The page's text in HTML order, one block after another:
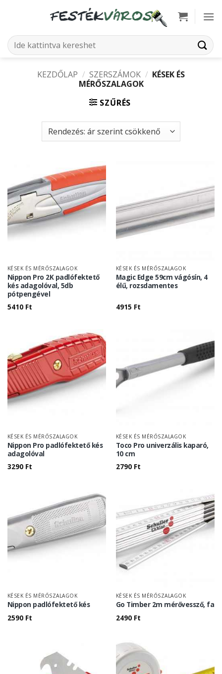
Keresés
a
KEZDŐLAP / SZERSZÁMOK / KÉSEK ÉS
MÉRŐSZALAGOK
SZŰRÉS
KÉSEK ÉS MÉRŐSZALAGOK
Nippon Pro 2K padlófektető
kés adagolóval, 5db
pótpengével
5410 Ft
KÉSEK ÉS MÉRŐSZALAGOK
Magic Edge 59cm vágósín, 4
élű, rozsdamentes
4915 Ft
KÉSEK ÉS MÉRŐSZALAGOK
Nippon Pro padlófektető kés
adagolóval
3290 Ft
KÉSEK ÉS MÉRŐSZALAGOK
Toco Pro univerzális kaparó,
10 cm
2790 Ft
KÉSEK ÉS MÉRŐSZALAGOK
Nippon padlófektető kés
2590 Ft
KÉSEK ÉS MÉRŐSZALAGOK
Go Timber 2m mérővessző, fa
2490 Ft